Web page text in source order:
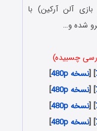
بازی آلن آرکین) با
شده و…
چسبیده)
] [نسخه 480p
]
] [نسخه 480p
]
] [نسخه 480p
]
] [نسخه 480p
]